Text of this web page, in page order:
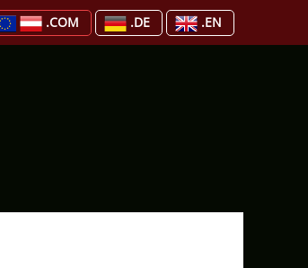
.COM .DE .EN